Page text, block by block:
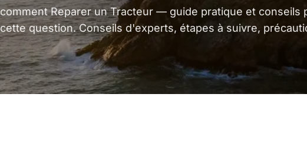
comment Reparer un Tracteur — guide pratique et conseils
cette question. Conseils d'experts, étapes à suivre,